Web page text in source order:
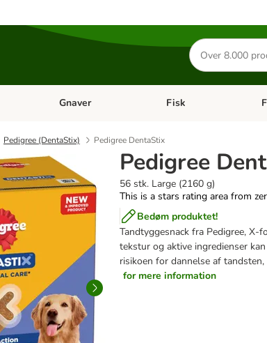
Søg
efter
produkter
menu: HundÅben kategori menu: Kat
Gnaver Åben kategori menu:
Fisk
Pedigree (DentaStix) Pedigree DentaStix
Pedigree
56 stk. Large (2160 g)
This is a stars rating area from
Bedøm produktet!
Tandtyggesnack fra Pedigree, X-
tekstur og aktive ingredienser
risikoen for dannelse af
for mere information